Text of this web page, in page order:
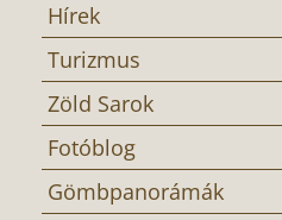
Hírek
Turizmus
Zöld Sarok
Fotóblog
Gömbpanorámák